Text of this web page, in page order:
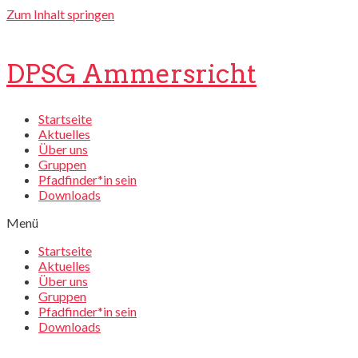
Zum Inhalt springen
DPSG Ammersricht
Startseite
Aktuelles
Über uns
Gruppen
Pfadfinder*in sein
Downloads
Menü
Startseite
Aktuelles
Über uns
Gruppen
Pfadfinder*in sein
Downloads